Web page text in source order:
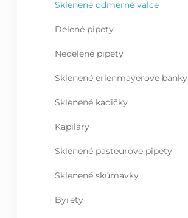
Sklenené odmerné valce
Delené pipety
Nedelené pipety
Sklenené erlenmayerove banky
Sklenené kadičky
Kapiláry
Sklenené pasteurove pipety
Sklenené skúmavky
Byrety